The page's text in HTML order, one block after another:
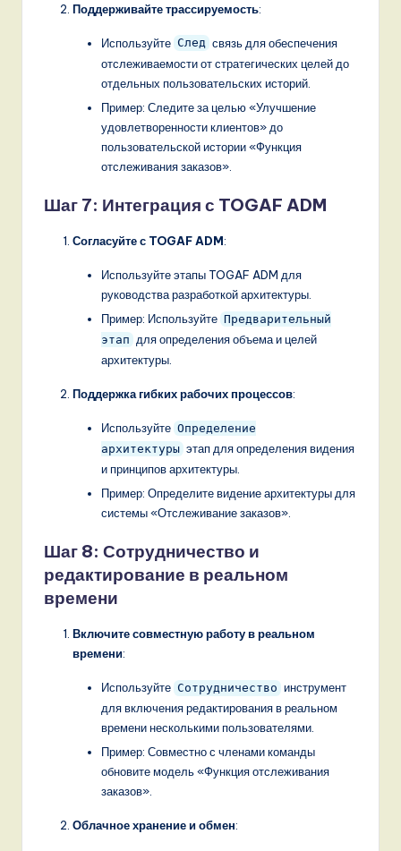
Поддерживайте трассируемость:
Используйте След связь для обеспечения
отслеживаемости от стратегических целей до
отдельных пользовательских историй.
Пример: Следите за целью «Улучшение
удовлетворенности клиентов» до
пользовательской истории «Функция
отслеживания заказов».
Шаг 7: Интеграция с TOGAF ADM
Согласуйте с TOGAF ADM:
Используйте этапы TOGAF ADM для
руководства разработкой архитектуры.
Пример: Используйте Предварительный
этап для определения объема и целей
архитектуры.
Поддержка гибких рабочих процессов:
Используйте Определение
архитектуры этап для определения видения
и принципов архитектуры.
Пример: Определите видение архитектуры для
системы «Отслеживание заказов».
Шаг 8: Сотрудничество и
редактирование в реальном
времени
Включите совместную работу в реальном
времени:
Используйте Сотрудничество инструмент
для включения редактирования в реальном
времени несколькими пользователями.
Пример: Совместно с членами команды
обновите модель «Функция отслеживания
заказов».
Облачное хранение и обмен: